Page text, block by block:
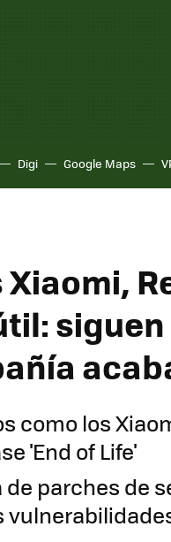
Digi Google Maps
como los
'End of Life'
de parches de